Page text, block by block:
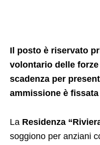
Il posto è riservato
volontario delle
scadenza per
ammissione è
La Residenza
soggiono per anziani